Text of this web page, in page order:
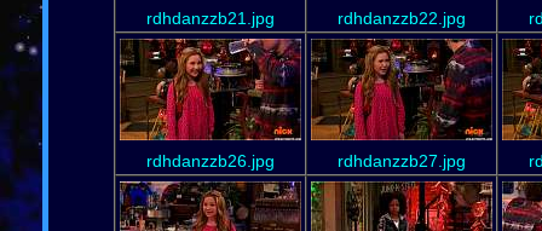
rdhdanzzb21.jpg rdhdanzzb22.jpg
rdhdanzzb26.jpg rdhdanzzb27.jpg